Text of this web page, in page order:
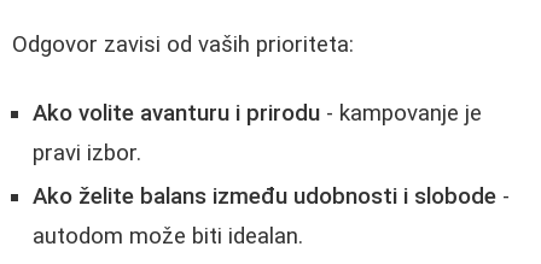
Odgovor zavisi od vaših prioriteta:
Ako volite avanturu i prirodu - kampovanje je
pravi izbor.
Ako želite balans između udobnosti i slobode -
autodom može biti idealan.